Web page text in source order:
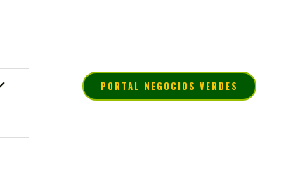
PORTAL NEGOCIOS VERDES